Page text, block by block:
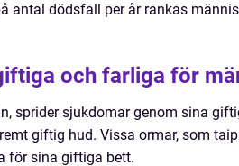
antal dödsfall per år rankas
och farliga för
sprider sjukdomar genom sina
giftig hud. Vissa ormar, som
för sina giftiga bett.